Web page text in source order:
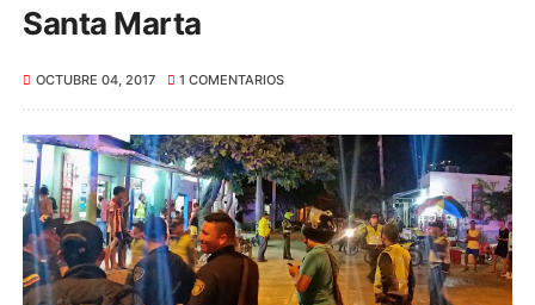
Santa Marta
OCTUBRE 04, 2017 1 COMENTARIOS